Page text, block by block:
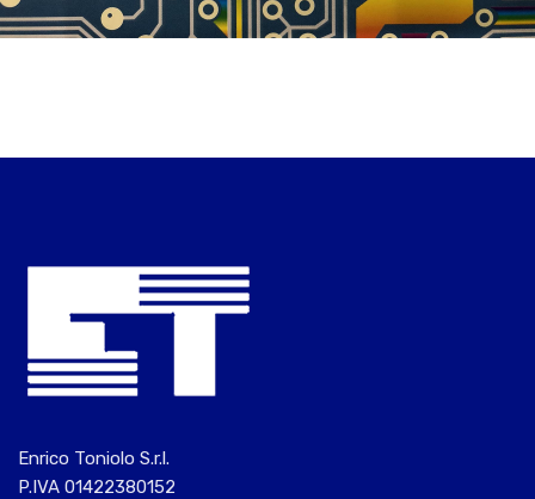
Enrico Toniolo S.r.l.
P.IVA 01422380152